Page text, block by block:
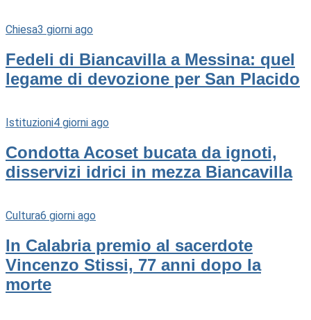
Chiesa3 giorni ago
Fedeli di Biancavilla a Messina: quel
legame di devozione per San Placido
Istituzioni4 giorni ago
Condotta Acoset bucata da ignoti,
disservizi idrici in mezza Biancavilla
Cultura6 giorni ago
In Calabria premio al sacerdote
Vincenzo Stissi, 77 anni dopo la
morte